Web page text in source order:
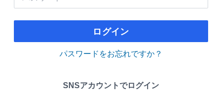
ログイン
パスワードをお忘れですか？
SNSアカウントでログイン